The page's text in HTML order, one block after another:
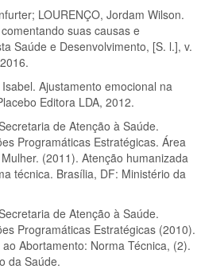
LOURENÇO, Jordam Wilson.
suas causas e
Saúde e Desenvolvimento, [S. l.], v.
Ajustamento emocional na
Editora LDA, 2012.
de Atenção à Saúde.
Programáticas Estratégicas. Área
(2011). Atenção humanizada
técnica. Brasília, DF: Ministério da
de Atenção à Saúde.
Programáticas Estratégicas (2010).
Abortamento: Norma Técnica, (2).
da Saúde.